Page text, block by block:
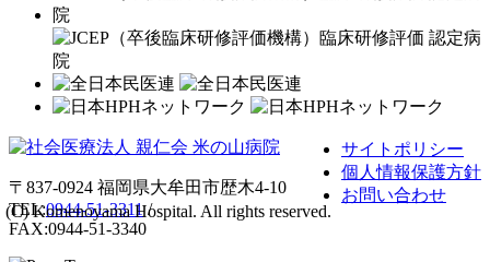
〒837-0924 福岡県大牟田市歴木4-10
TEL:0944-51-3311/
FAX:0944-51-3340
サイトポリシー
個人情報保護方針
お問い合わせ
(C) Komenoyama Hospital. All rights reserved.